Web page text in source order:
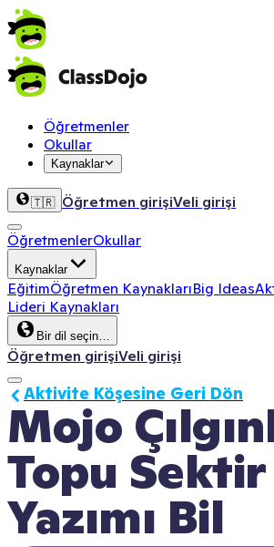
Öğretmenler
Okullar
Kaynaklar
🇹🇷 Öğretmen girişiVeli girişi
ÖğretmenlerOkullar
Kaynaklar
EğitimÖğretmen KaynaklarıBig Ideas
Lideri Kaynakları
Bir dil seçin…
Öğretmen girişiVeli girişi
Mojo
Topu Sektir
Yazımı Bil
Aktivite Köşesine Geri Dön